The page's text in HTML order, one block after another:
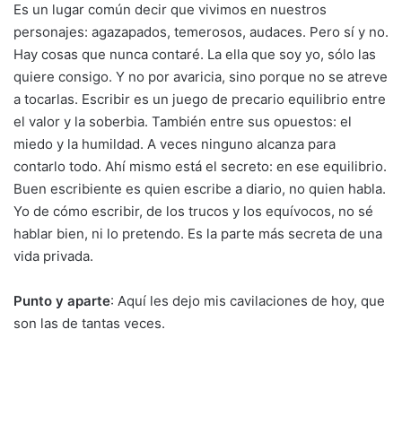
Es un lugar común decir que vivimos en nuestros
personajes: agazapados, temerosos, audaces. Pero sí y no.
Hay cosas que nunca contaré. La ella que soy yo, sólo las
quiere consigo. Y no por avaricia, sino porque no se atreve
a tocarlas. Escribir es un juego de precario equilibrio entre
el valor y la soberbia. También entre sus opuestos: el
miedo y la humildad. A veces ninguno alcanza para
contarlo todo. Ahí mismo está el secreto: en ese equilibrio.
Buen escribiente es quien escribe a diario, no quien habla.
Yo de cómo escribir, de los trucos y los equívocos, no sé
hablar bien, ni lo pretendo. Es la parte más secreta de una
vida privada.
Punto y aparte: Aquí les dejo mis cavilaciones de hoy, que
son las de tantas veces.